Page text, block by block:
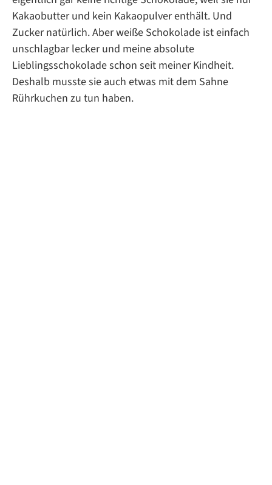
Kakaobutter und kein Kakaopulver enthält. Und
Zucker natürlich. Aber weiße Schokolade ist einfach
unschlagbar lecker und meine absolute
Lieblingsschokolade schon seit meiner Kindheit.
Deshalb musste sie auch etwas mit dem Sahne
Rührkuchen zu tun haben.